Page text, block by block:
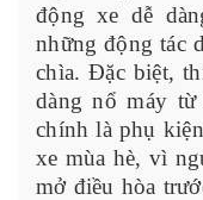
động xe dễ
những động tác
chìa. Đặc biệt,
dàng nổ máy
chính là phụ
xe mùa hè, vì
mở điều hòa